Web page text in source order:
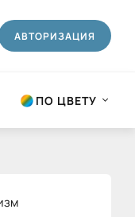
АВТОРИЗАЦИЯ
ПО ЦВЕТУ